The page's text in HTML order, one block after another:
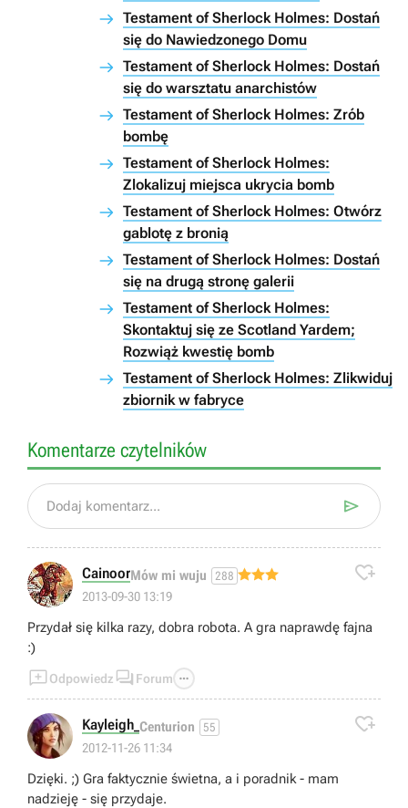
Testament of Sherlock Holmes: Dostań
się do Nawiedzonego Domu
Testament of Sherlock Holmes: Dostań
się do warsztatu anarchistów
Testament of Sherlock Holmes: Zrób
bombę
Testament of Sherlock Holmes:
Zlokalizuj miejsca ukrycia bomb
Testament of Sherlock Holmes: Otwórz
gablotę z bronią
Testament of Sherlock Holmes: Dostań
się na drugą stronę galerii
Testament of Sherlock Holmes:
Skontaktuj się ze Scotland Yardem;
Rozwiąż kwestię bomb
Testament of Sherlock Holmes: Zlikwiduj
zbiornik w fabryce
Komentarze czytelników
Dodaj komentarz... 
CainoorMów mi wuju 288
2013-09-30 13:19

Przydał się kilka razy, dobra robota. A gra naprawdę fajna
:)
Odpowiedz  Forum 
Kayleigh_ Centurion 55
2012-11-26 11:34

Dzięki. ;) Gra faktycznie świetna, a i poradnik - mam
nadzieję - się przydaje.